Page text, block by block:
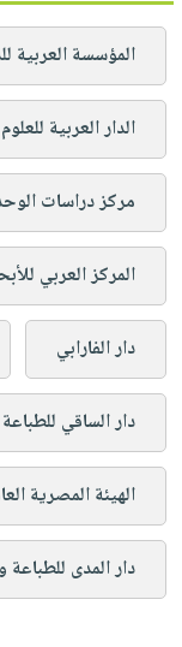
المؤسسة العربية
الدار العربية
مركز دراسات
المركز العربي
دار الفارابي
دار الساقي
الهيئة المصرية
دار المدى للطباعة